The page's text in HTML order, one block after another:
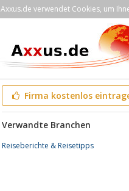
Axxus.de verwendet Cookies, um
Firma kostenlos
Verwandte Branchen
Reiseberichte & Reisetipps